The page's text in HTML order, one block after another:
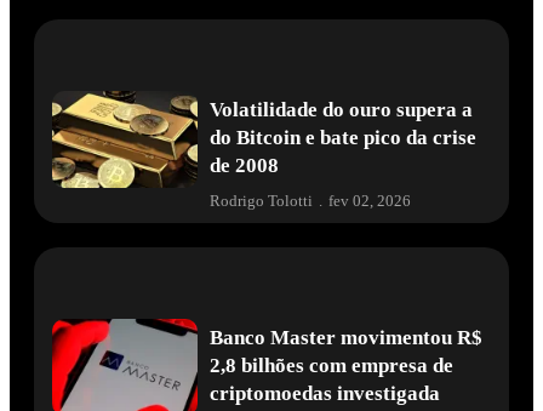
Volatilidade do ouro supera a
do Bitcoin e bate pico da crise
de 2008
Rodrigo Tolotti . fev 02, 2026
Banco Master movimentou R$
2,8 bilhões com empresa de
criptomoedas investigada